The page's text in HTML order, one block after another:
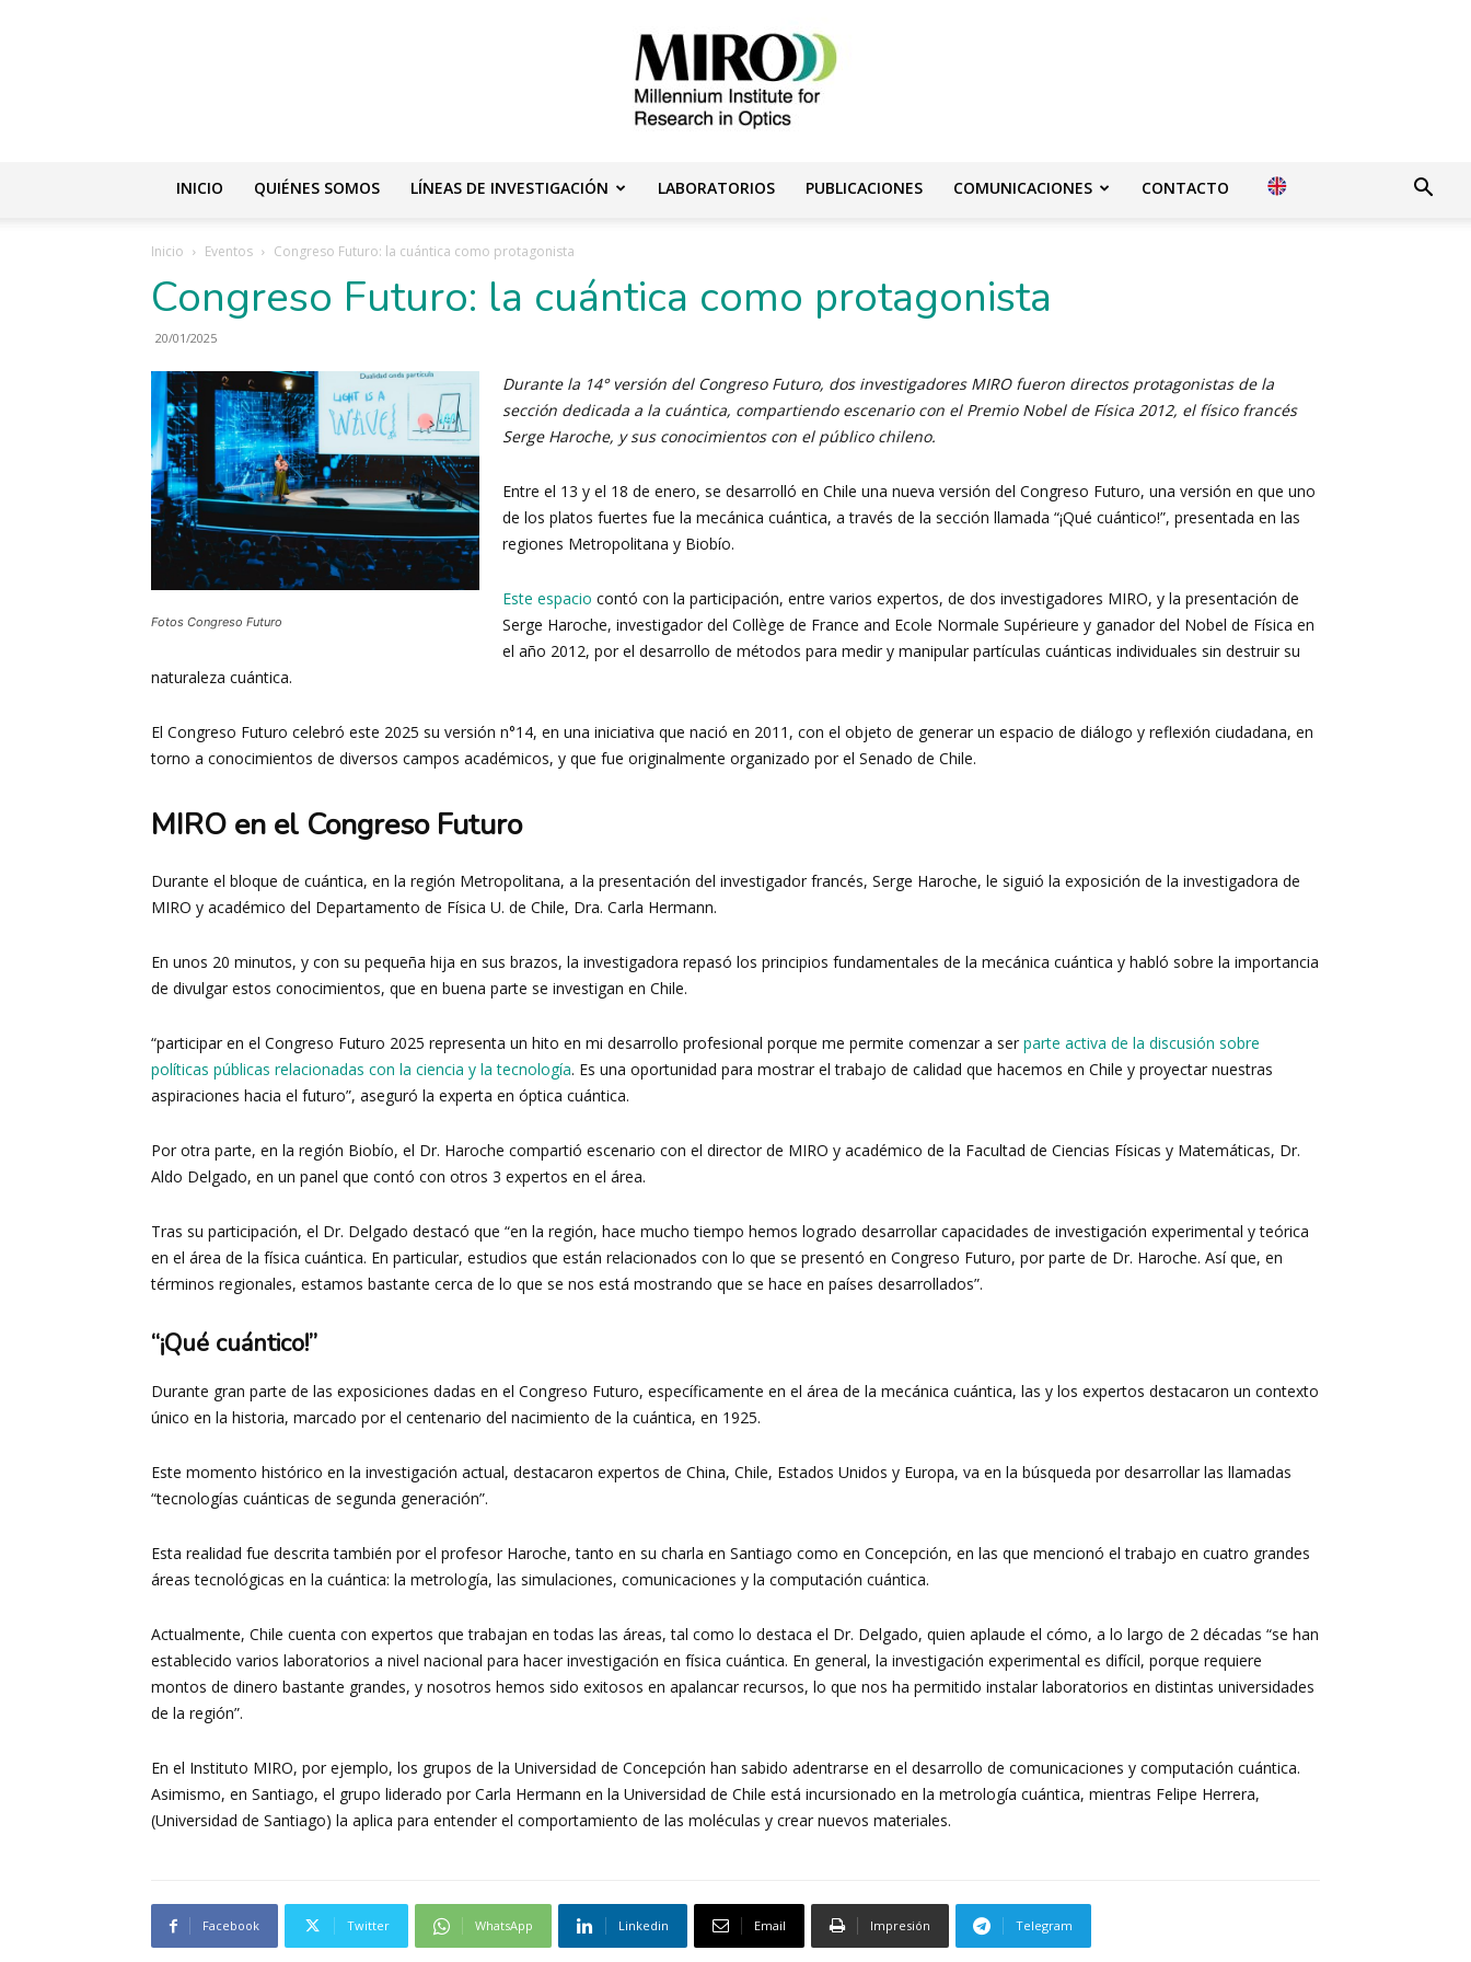
Milenio
de
Investigación
INICIO QUIÉNES SOMOS LÍNEAS DE INVESTIGACIÓN LABORATORIOS PUBLICACIONES COMUNICACIONES CONTACTO
Inicio Eventos Congreso Futuro: la cuántica como protagonista
Congreso Futuro: la cuántica como protagonista
20/01/2025
Fotos Congreso Futuro
Durante la 14° versión del Congreso Futuro, dos investigadores MIRO fueron directos protagonistas de la
sección dedicada a la cuántica, compartiendo escenario con el Premio Nobel de Física 2012, el físico francés
Serge Haroche, y sus conocimientos con el público chileno.
Entre el 13 y el 18 de enero, se desarrolló en Chile una nueva versión del Congreso Futuro, una versión en que uno
de los platos fuertes fue la mecánica cuántica, a través de la sección llamada “¡Qué cuántico!”, presentada en las
regiones Metropolitana y Biobío.
Este espacio contó con la participación, entre varios expertos, de dos investigadores MIRO, y la presentación de
Serge Haroche, investigador del Collège de France and Ecole Normale Supérieure y ganador del Nobel de Física en
el año 2012, por el desarrollo de métodos para medir y manipular partículas cuánticas individuales sin destruir su
naturaleza cuántica.
El Congreso Futuro celebró este 2025 su versión n°14, en una iniciativa que nació en 2011, con el objeto de generar un espacio de diálogo y reflexión ciudadana, en
torno a conocimientos de diversos campos académicos, y que fue originalmente organizado por el Senado de Chile.
MIRO en el Congreso Futuro
Durante el bloque de cuántica, en la región Metropolitana, a la presentación del investigador francés, Serge Haroche, le siguió la exposición de la investigadora de
MIRO y académico del Departamento de Física U. de Chile, Dra. Carla Hermann.
En unos 20 minutos, y con su pequeña hija en sus brazos, la investigadora repasó los principios fundamentales de la mecánica cuántica y habló sobre la importancia
de divulgar estos conocimientos, que en buena parte se investigan en Chile.
“participar en el Congreso Futuro 2025 representa un hito en mi desarrollo profesional porque me permite comenzar a ser parte activa de la discusión sobre
políticas públicas relacionadas con la ciencia y la tecnología. Es una oportunidad para mostrar el trabajo de calidad que hacemos en Chile y proyectar nuestras
aspiraciones hacia el futuro”, aseguró la experta en óptica cuántica.
Por otra parte, en la región Biobío, el Dr. Haroche compartió escenario con el director de MIRO y académico de la Facultad de Ciencias Físicas y Matemáticas, Dr.
Aldo Delgado, en un panel que contó con otros 3 expertos en el área.
Tras su participación, el Dr. Delgado destacó que “en la región, hace mucho tiempo hemos logrado desarrollar capacidades de investigación experimental y teórica
en el área de la física cuántica. En particular, estudios que están relacionados con lo que se presentó en Congreso Futuro, por parte de Dr. Haroche. Así que, en
términos regionales, estamos bastante cerca de lo que se nos está mostrando que se hace en países desarrollados”.
“¡Qué cuántico!”
Durante gran parte de las exposiciones dadas en el Congreso Futuro, específicamente en el área de la mecánica cuántica, las y los expertos destacaron un contexto
único en la historia, marcado por el centenario del nacimiento de la cuántica, en 1925.
Este momento histórico en la investigación actual, destacaron expertos de China, Chile, Estados Unidos y Europa, va en la búsqueda por desarrollar las llamadas
“tecnologías cuánticas de segunda generación”.
Esta realidad fue descrita también por el profesor Haroche, tanto en su charla en Santiago como en Concepción, en las que mencionó el trabajo en cuatro grandes
áreas tecnológicas en la cuántica: la metrología, las simulaciones, comunicaciones y la computación cuántica.
Actualmente, Chile cuenta con expertos que trabajan en todas las áreas, tal como lo destaca el Dr. Delgado, quien aplaude el cómo, a lo largo de 2 décadas “se han
establecido varios laboratorios a nivel nacional para hacer investigación en física cuántica. En general, la investigación experimental es difícil, porque requiere
montos de dinero bastante grandes, y nosotros hemos sido exitosos en apalancar recursos, lo que nos ha permitido instalar laboratorios en distintas universidades
de la región”.
En el Instituto MIRO, por ejemplo, los grupos de la Universidad de Concepción han sabido adentrarse en el desarrollo de comunicaciones y computación cuántica.
Asimismo, en Santiago, el grupo liderado por Carla Hermann en la Universidad de Chile está incursionado en la metrología cuántica, mientras Felipe Herrera,
(Universidad de Santiago) la aplica para entender el comportamiento de las moléculas y crear nuevos materiales.
Facebook Twitter WhatsApp Linkedin Email Impresión Telegram